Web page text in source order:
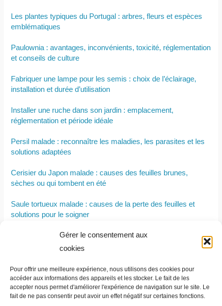
Gérer le consentement aux
cookies
Pour offrir une meilleure expérience, nous utilisons des cookies pour
accéder aux informations des appareils et les stocker. Le fait de les
accepter nous permet d'améliorer l'expérience de navigation sur le site. Le
fait de ne pas consentir peut avoir un effet négatif sur certaines fonctions.
Les plantes typiques du Portugal : arbres, fleurs et espèces
emblématiques
Paulownia : avantages, inconvénients, toxicité, réglementation
et conseils de culture
Fabriquer une lampe pour les semis : choix de l’éclairage,
installation et durée d’utilisation
Installer une ruche dans son jardin : emplacement,
réglementation et période idéale
Persil malade : reconnaître les maladies, les parasites et les
solutions adaptées
Cerisier du Japon malade : causes des feuilles brunes,
sèches ou qui tombent en été
Saule tortueux malade : causes de la perte des feuilles et
solutions pour le soigner
Maladies de l’orme : reconnaître les symptômes, les
traitements etles variétés résistantes
Les principales maladies de l’amandier : symptômes, causes
et solutions pour les traiter